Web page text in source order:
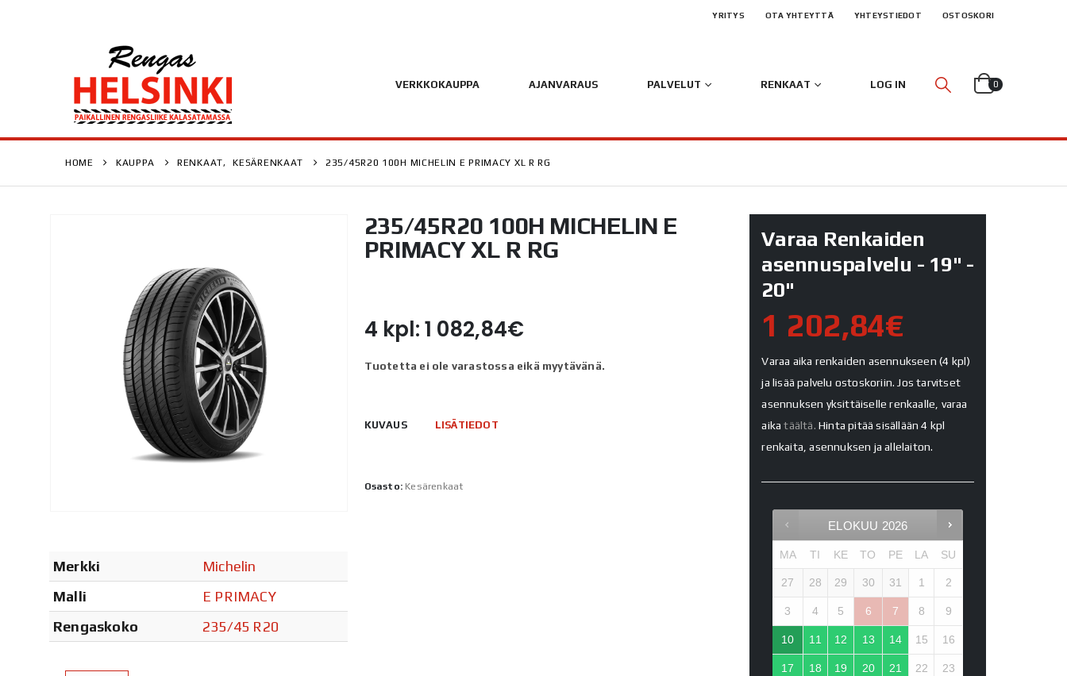
YRITYS OTA YHTEYTTÄ YHTEYSTIEDOT OSTOSKORI
VERKKOKAUPPA AJANVARAUS PALVELUT RENKAAT LOG IN 0
HOME KAUPPA RENKAAT, KESÄRENKAAT 235/45R20 100H MICHELIN E PRIMACY XL R RG
Merkki
Michelin
Malli
E PRIMACY
Rengaskoko
235/45 R20
235/45R20 100H MICHELIN E
PRIMACY XL R RG
4 kpl: 1 082,84€
Tuotetta ei ole varastossa eikä myytävänä.
KUVAUS LISÄTIEDOT
Osasto: Kesärenkaat
Varaa Renkaiden
asennuspalvelu - 19" -
20"
1 202,84€
Varaa aika renkaiden asennukseen (4 kpl)
ja lisää palvelu ostoskoriin. Jos tarvitset
asennuksen yksittäiselle renkaalle, varaa
aikatäältä. Hinta pitää sisällään 4 kpl
renkaita, asennuksen ja allelaiton.
ELOKUU 2026
MA TI KE TO PE LA SU
27 28 29 30 31 1 2
3 4 5 6 7 8 9
10 11 12 13 14 15 16
17 18 19 20 21 22 23